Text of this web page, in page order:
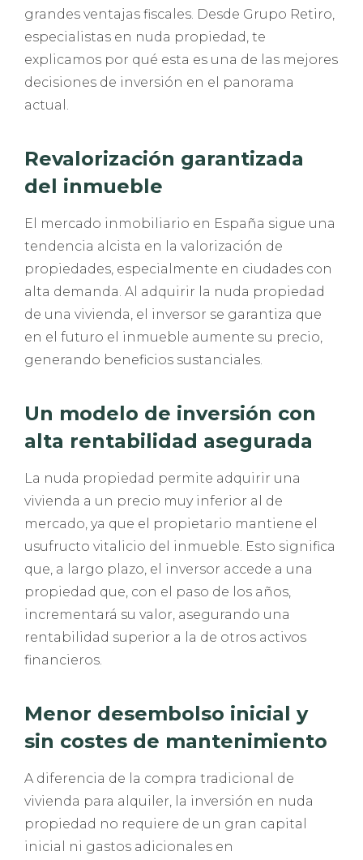
grandes ventajas fiscales. Desde Grupo Retiro,
especialistas en nuda propiedad, te
explicamos por qué esta es una de las mejores
decisiones de inversión en el panorama
actual.
Revalorización garantizada
del inmueble
El mercado inmobiliario en España sigue una
tendencia alcista en la valorización de
propiedades, especialmente en ciudades con
alta demanda. Al adquirir la nuda propiedad
de una vivienda, el inversor se garantiza que
en el futuro el inmueble aumente su precio,
generando beneficios sustanciales.
Un modelo de inversión con
alta rentabilidad asegurada
La nuda propiedad permite adquirir una
vivienda a un precio muy inferior al de
mercado, ya que el propietario mantiene el
usufructo vitalicio del inmueble. Esto significa
que, a largo plazo, el inversor accede a una
propiedad que, con el paso de los años,
incrementará su valor, asegurando una
rentabilidad superior a la de otros activos
financieros.
Menor desembolso inicial y
sin costes de mantenimiento
A diferencia de la compra tradicional de
vivienda para alquiler, la inversión en nuda
propiedad no requiere de un gran capital
inicial ni gastos adicionales en